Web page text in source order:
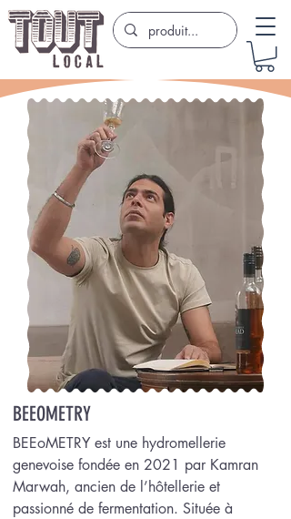
BEEOMETRY
BEEoMETRY est une hydromellerie
genevoise fondée en 2021 par Kamran
Marwah, ancien de l’hôtellerie et
passionné de fermentation. Située à